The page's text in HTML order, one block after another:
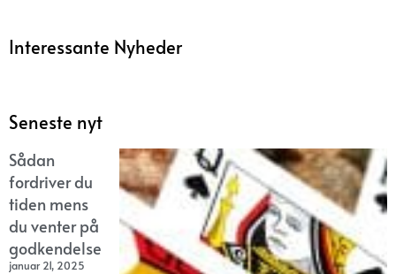
Interessante Nyheder
Seneste nyt
Sådan
fordriver du
tiden mens
du venter på
godkendelse
januar 21, 2025